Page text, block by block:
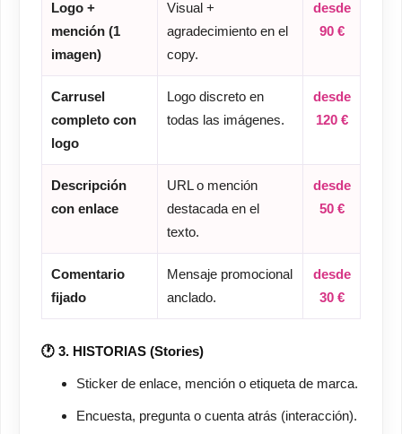
Logo +
mención (1
imagen)
Visual +
agradecimiento en el
copy.
desde
90 €
Carrusel
completo con
logo
Logo discreto en
todas las imágenes.
desde
120 €
Descripción
con enlace
URL o mención
destacada en el
texto.
desde
50 €
Comentario
fijado
Mensaje promocional
anclado.
desde
30 €
🕐 3. HISTORIAS (Stories)
Sticker de enlace, mención o etiqueta de marca.
Encuesta, pregunta o cuenta atrás (interacción).